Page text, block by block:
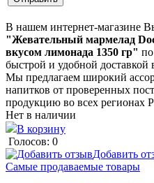
В нашем интернет-магазине
"Жевательный мармелад
вкусом лимонада 1350 гр"
быстрой и удобной доставкой
Мы предлагаем широкий
напитков от проверенных
продукцию во всех регионах
Нет в наличии
В корзину
Голосов: 0
Добавить
Самые продаваемые товары